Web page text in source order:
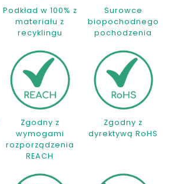
Podkład w 100% z
materiału z
recyklingu
Surowce
biopochodnego
pochodzenia
Zgodny z
wymogami
rozporządzenia
REACH
Zgodny z
dyrektywą RoHS